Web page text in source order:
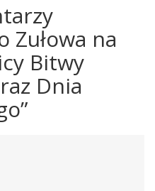
Zułowa na
Bitwy
Dnia
”